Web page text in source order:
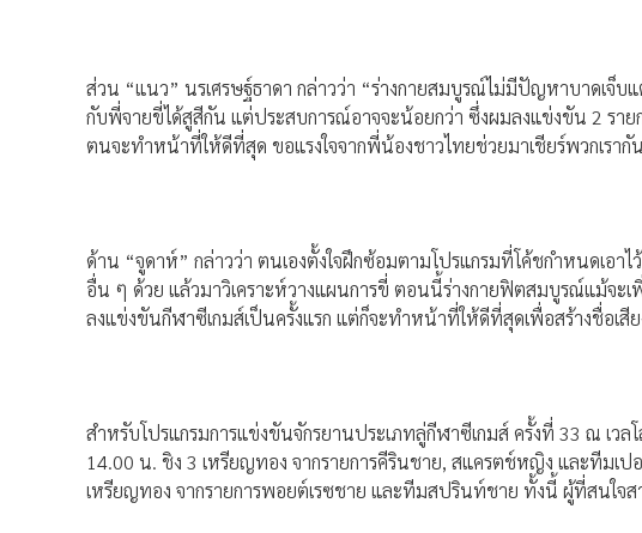
ส่วน “แนว” นรเศรษฐ์ธาดา กล่าวว่า “ร่างกายสมบูรณ์ไม่มีปัญหาบาดเจ็บ
กับพี่จายขี่ได้สูสีกัน แต่ประสบการณ์อาจจะน้อยกว่า ซึ่งผมลงแข่งขัน 2 รา
ตนจะทำหน้าที่ให้ดีที่สุด ขอแรงใจจากพี่น้องชาวไทยช่วยมาเชียร์พวกเรากั
ด้าน “จูดาห์” กล่าวว่า ตนเองตั้งใจฝึกซ้อมตามโปรแกรมที่โค้ชกำหนดเอ
อื่น ๆ ด้วย แล้วมาวิเคราะห์วางแผนการขี่ ตอนนี้ร่างกายฟิตสมบูรณ์แม้จะ
ลงแข่งขันกีฬาซีเกมส์เป็นครั้งแรก แต่ก็จะทำหน้าที่ให้ดีที่สุดเพื่อสร้างชื่อเสี
สำหรับโปรแกรมการแข่งขันจักรยานประเภทลู่กีฬาซีเกมส์ ครั้งที่ 33 ณ เว
14.00 น. ชิง 3 เหรียญทอง จากรายการคีรินชาย, สแครตช์หญิง และทีมเ
เหรียญทอง จากรายการพอยต์เรซชาย และทีมสปรินท์ชาย ทั้งนี้ ผู้ที่สนใจส